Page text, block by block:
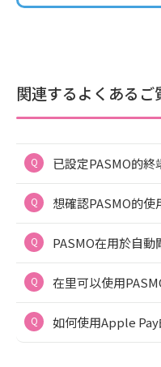
関連するよくあるご
已設定PASMO的終
想確認PASMO的使
PASMO在用於自動
在里可以使用
如何使用Apple Pay